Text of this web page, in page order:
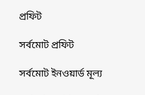
প্রফিট
সর্বমোট প্রফিট
সর্বমোট ইনওয়ার্ড মূল্য